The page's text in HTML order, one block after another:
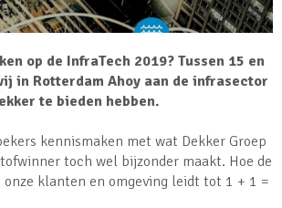
op de InfraTech 2019? Tussen 15 en
in Rotterdam Ahoy aan de infrasector
te bieden hebben.
kennismaken met wat Dekker Groep
toch wel bijzonder maakt. Hoe de
klanten en omgeving leidt tot 1 + 1 =